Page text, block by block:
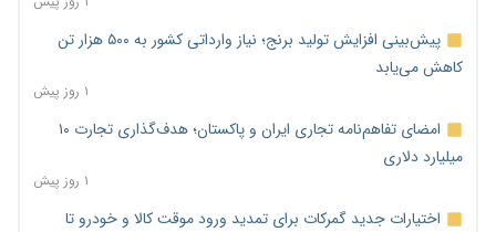
پیش‌بینی افزایش تولید برنج؛ نیاز وارداتی کشور به ۵۰۰ هزار تن
کاهش می‌یابد
۱ روز پیش
امضای تفاهم‌نامه تجاری ایران و پاکستان؛ هدف‌گذاری تجارت ۱۰
میلیارد دلاری
۱ روز پیش
اختیارات جدید گمرکات برای تمدید ورود موقت کالا و خودرو تا